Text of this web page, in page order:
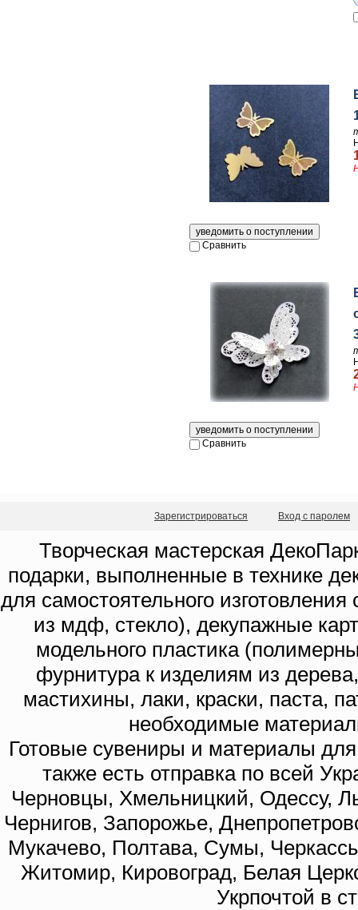
Сравнить
Сравнить
Зарегистрироваться Вход с паролем
Творческая мастерская
подарки, выполненные в технике
для самостоятельного
из мдф, стекло), декупажные
модельного пластика
фурнитура к изделиям из
мастихины, лаки, краски, паста,
необходимые
Готовые сувениры и материалы
также есть отправка по всей
Черновцы, Хмельницкий, Одессу,
Чернигов, Запорожье,
Мукачево, Полтава, Сумы,
Житомир, Кировоград, Белая
Укрпочтой в